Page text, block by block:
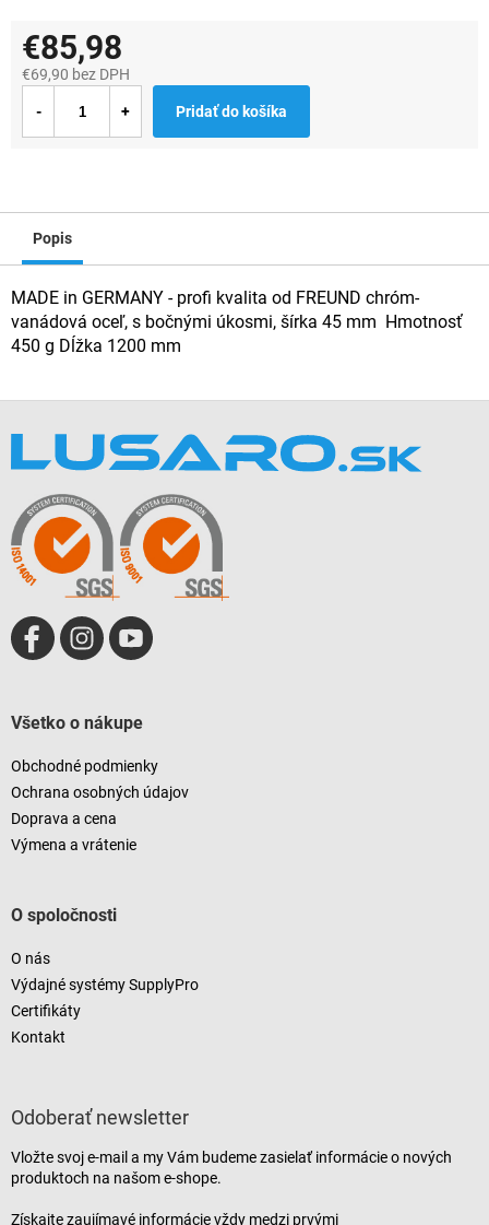
€85,98
€69,90 bez DPH
cena:
Pridať do košíka
Popis
MADE in GERMANY - profi kvalita od FREUND chróm-
vanádová oceľ, s bočnými úkosmi, šírka 45 mm Hmotnosť
450 g Dĺžka 1200 mm
Všetko o nákupe
Obchodné podmienky
Ochrana osobných údajov
Doprava a cena
Výmena a vrátenie
O spoločnosti
O nás
Výdajné systémy SupplyPro
Certifikáty
Kontakt
Odoberať newsletter
Vložte svoj e-mail a my Vám budeme zasielať informácie o nových
produktoch na našom e-shope.